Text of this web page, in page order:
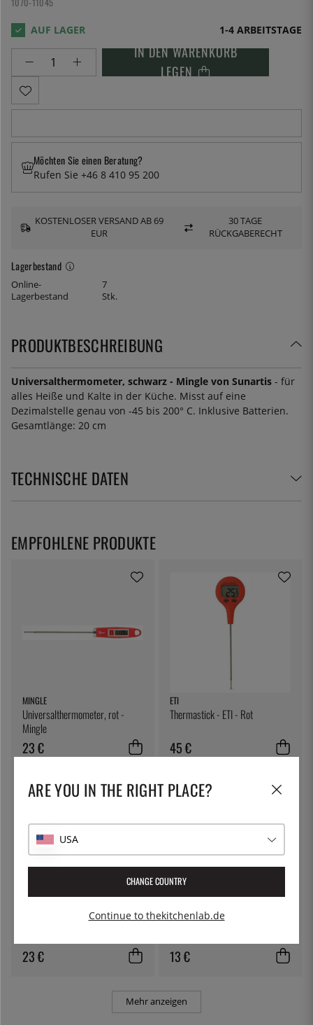
1-4 ARBEITSTAGE
IN DEN WARENKORB
LEGEN
Lagerbestand
Online-
Lagerbestand
7
Stk.
Möchten Sie einen Beratung?
Rufen Sie +46 8 410 95 200
KOSTENLOSER VERSAND AB 69
EUR
30 TAGE
RÜCKGABERECHT
PRODUKTBESCHREIBUNG
Universalthermometer, schwarz - Mingle von Sunartis - für
alles Heiße und Kalte in der Küche. Misst auf eine
Dezimalstelle genau von -45 bis 200° C. Inklusive Batterien.
Gesamtlänge: 20 cm
TECHNISCHE DATEN
MINGLE
Universalthermometer, rot -
Mingle
23 €
ETI
Thermastick - ETI - Rot
45 €
Schöpfkelle, Ø 10 cm, Länge 25
23 €
ETI
Fleischthermometer - ETI
13 €
Mehr anzeigen
EMPFOHLENE PRODUKTE
ARE YOU IN THE RIGHT PLACE?
USA
CHANGE COUNTRY
Continue to thekitchenlab.de